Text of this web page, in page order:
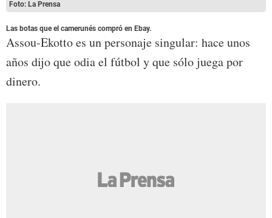
Foto: La Prensa
Las botas que el camerunés compró en Ebay.
Assou-Ekotto es un personaje singular: hace unos
años dijo que odia el fútbol y que sólo juega por
dinero.